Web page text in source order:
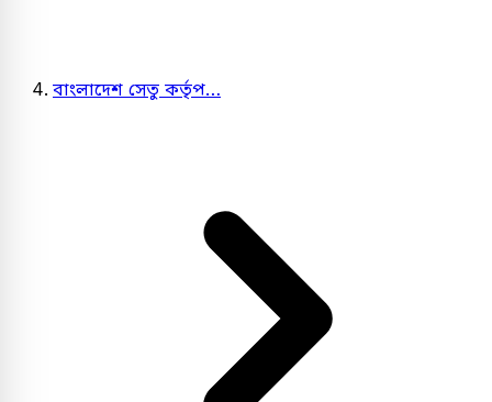
বাংলাদেশ সেতু কর্তৃপ…